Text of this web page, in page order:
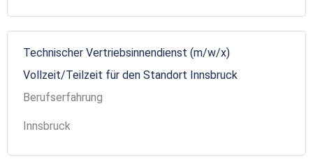
Technischer Vertriebsinnendienst (m/w/x)
Vollzeit/Teilzeit für den Standort Innsbruck
Berufserfahrung
Innsbruck